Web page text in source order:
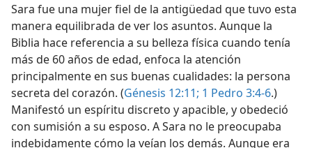
Sara fue una mujer fiel de la antigüedad que tuvo esta
manera equilibrada de ver los asuntos. Aunque la
Biblia hace referencia a su belleza física cuando tenía
más de 60 años de edad, enfoca la atención
principalmente en sus buenas cualidades: la persona
secreta del corazón. (Génesis 12:11; 1 Pedro 3:4-6.)
Manifestó un espíritu discreto y apacible, y obedeció
con sumisión a su esposo. A Sara no le preocupaba
indebidamente cómo la veían los demás. Aunque era